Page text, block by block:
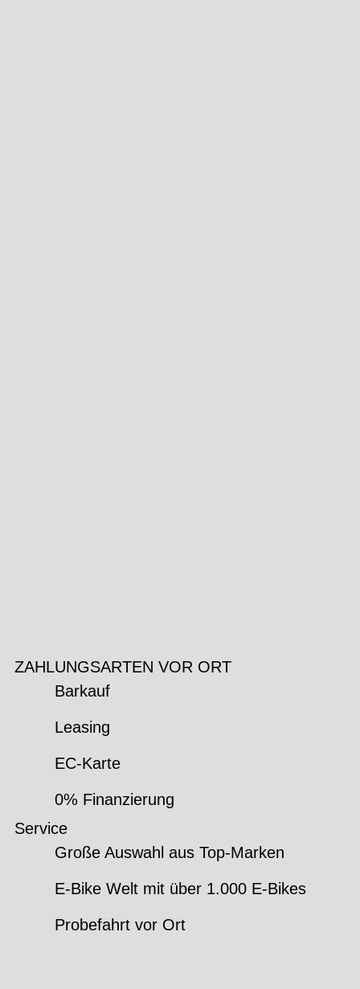
ZAHLUNGSARTEN VOR ORT
Barkauf
Leasing
EC-Karte
0% Finanzierung
Service
Große Auswahl aus Top-Marken
E-Bike Welt mit über 1.000 E-Bikes
Probefahrt vor Ort